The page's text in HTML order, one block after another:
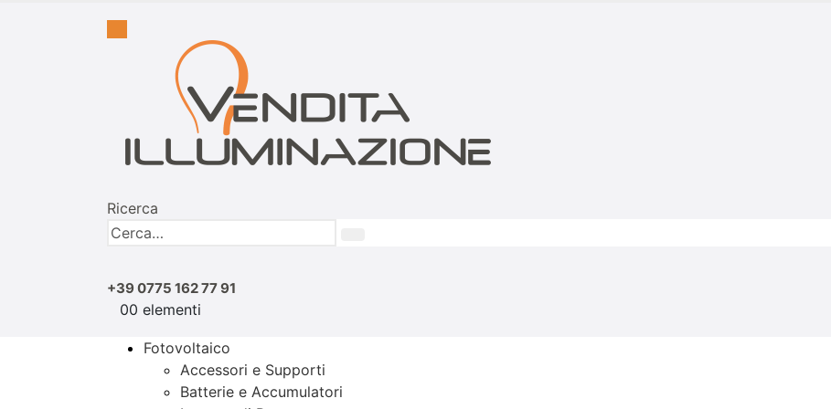
Ricerca
+39 0775 162 77 91
00 elementi
Fotovoltaico
Accessori e Supporti
Batterie e Accumulatori